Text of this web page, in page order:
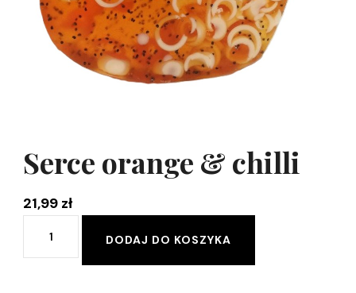
Serce orange & chilli
21,99 zł
Serce
DODAJ DO KOSZYKA